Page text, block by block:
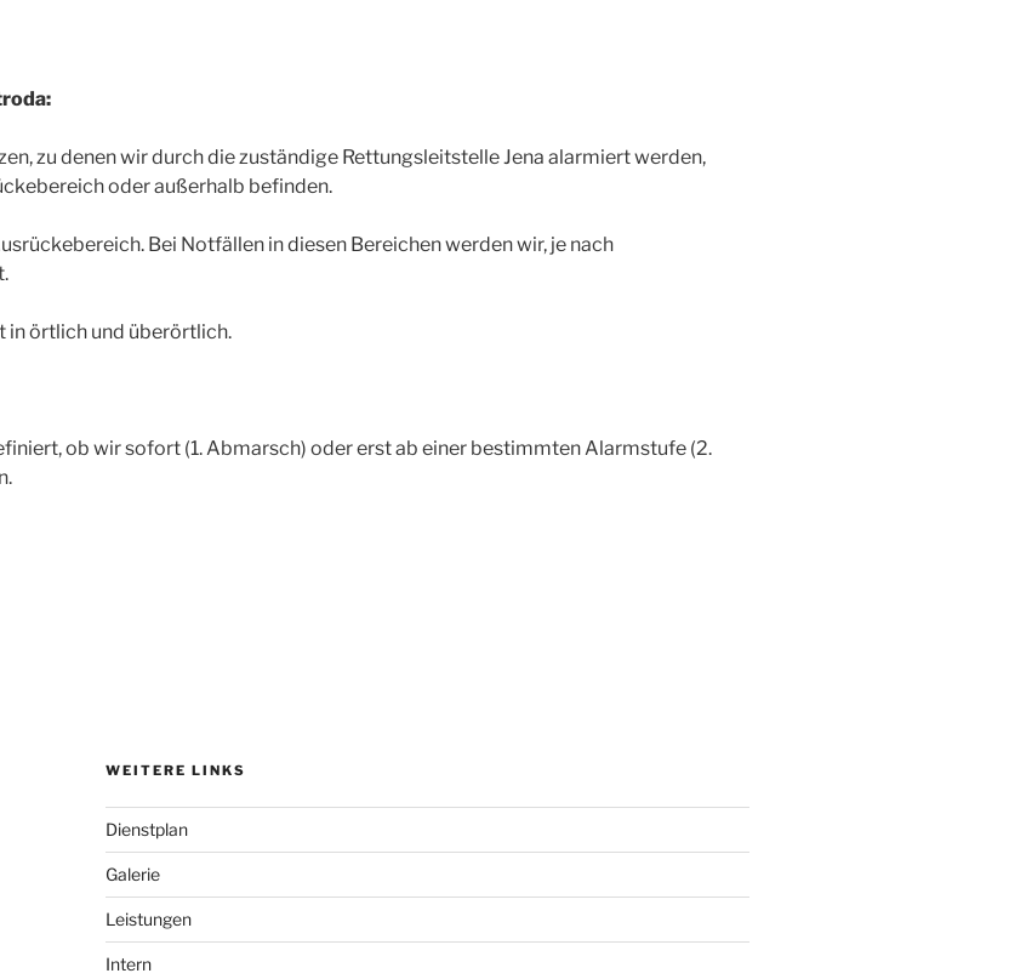
zu denen wir durch die zuständige Rettungsleitstelle Jena alarmiert werden,
oder außerhalb befinden.
Bei Notfällen in diesen Bereichen werden wir, je nach
in örtlich und überörtlich.
ob wir sofort (1. Abmarsch) oder erst ab einer bestimmten Alarmstufe (2.
WEITERE LINKS
Dienstplan
Galerie
Leistungen
Intern